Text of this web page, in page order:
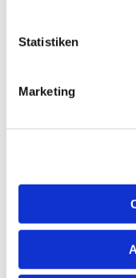
Statistiken
Marketing
Katholische
Tempelhof-
Geistlicher Raum
Taufe, Kommunion